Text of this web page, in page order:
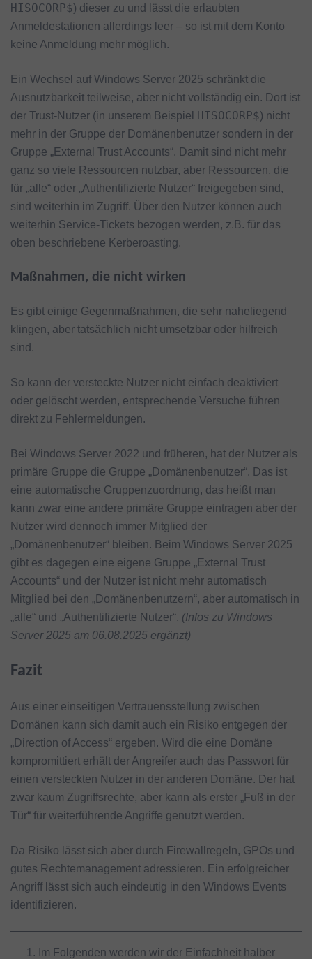
HISOCORP$) dieser zu und lässt die erlaubten
Anmeldestationen allerdings leer – so ist mit dem Konto
keine Anmeldung mehr möglich.
Ein Wechsel auf Windows Server 2025 schränkt die
Ausnutzbarkeit teilweise, aber nicht vollständig ein. Dort ist
der Trust-Nutzer (in unserem Beispiel HISOCORP$) nicht
mehr in der Gruppe der Domänenbenutzer sondern in der
Gruppe „External Trust Accounts“. Damit sind nicht mehr
ganz so viele Ressourcen nutzbar, aber Ressourcen, die
für „alle“ oder „Authentifizierte Nutzer“ freigegeben sind,
sind weiterhin im Zugriff. Über den Nutzer können auch
weiterhin Service-Tickets bezogen werden, z.B. für das
oben beschriebene Kerberoasting.
Maßnahmen, die nicht wirken
Es gibt einige Gegenmaßnahmen, die sehr naheliegend
klingen, aber tatsächlich nicht umsetzbar oder hilfreich
sind.
So kann der versteckte Nutzer nicht einfach deaktiviert
oder gelöscht werden, entsprechende Versuche führen
direkt zu Fehlermeldungen.
Bei Windows Server 2022 und früheren, hat der Nutzer als
primäre Gruppe die Gruppe „Domänenbenutzer“. Das ist
eine automatische Gruppenzuordnung, das heißt man
kann zwar eine andere primäre Gruppe eintragen aber der
Nutzer wird dennoch immer Mitglied der
„Domänenbenutzer“ bleiben. Beim Windows Server 2025
gibt es dagegen eine eigene Gruppe „External Trust
Accounts“ und der Nutzer ist nicht mehr automatisch
Mitglied bei den „Domänenbenutzern“, aber automatisch in
„alle“ und „Authentifizierte Nutzer“. (Infos zu Windows
Server 2025 am 06.08.2025 ergänzt)
Fazit
Aus einer einseitigen Vertrauensstellung zwischen
Domänen kann sich damit auch ein Risiko entgegen der
„Direction of Access“ ergeben. Wird die eine Domäne
kompromittiert erhält der Angreifer auch das Passwort für
einen versteckten Nutzer in der anderen Domäne. Der hat
zwar kaum Zugriffsrechte, aber kann als erster „Fuß in der
Tür“ für weiterführende Angriffe genutzt werden.
Da Risiko lässt sich aber durch Firewallregeln, GPOs und
gutes Rechtemanagement adressieren. Ein erfolgreicher
Angriff lässt sich auch eindeutig in den Windows Events
identifizieren.
Im Folgenden werden wir der Einfachheit halber